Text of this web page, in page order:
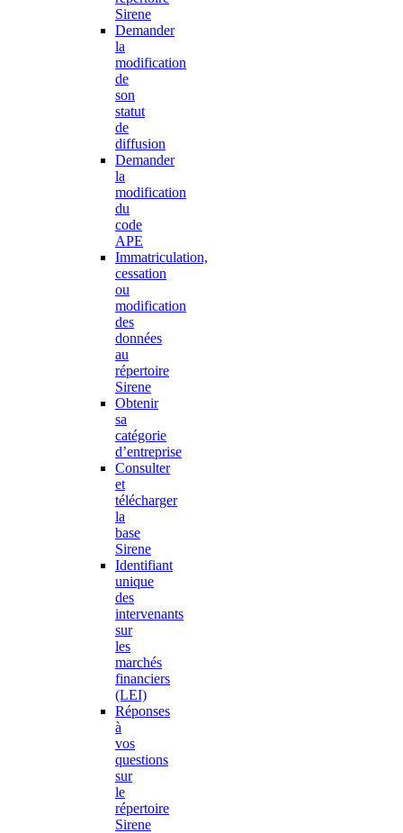
Sirene
Demander
la
modification
de
son
statut
de
diffusion
Demander
la
modification
du
code
APE
Immatriculation,
cessation
ou
modification
des
données
au
répertoire
Sirene
Obtenir
sa
catégorie
d’entreprise
Consulter
et
télécharger
la
base
Sirene
Identifiant
unique
des
intervenants
sur
les
marchés
financiers
(LEI)
Réponses
à
vos
questions
sur
le
répertoire
Sirene